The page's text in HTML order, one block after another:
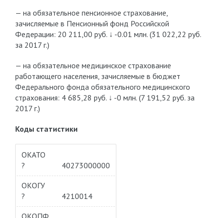
— на обязательное пенсионное страхование,
зачисляемые в Пенсионный фонд Российской
Федерации: 20 211,00 руб. ↓ -0.01 млн. (31 022,22 руб.
за 2017 г.)
— на обязательное медицинское страхование
работающего населения, зачисляемые в бюджет
Федерального фонда обязательного медицинского
страхования: 4 685,28 руб. ↓ -0 млн. (7 191,52 руб. за
2017 г.)
Коды статистики
ОКАТО
?
40273000000
ОКОГУ
?
4210014
ОКОПФ